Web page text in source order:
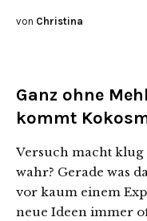
von Christina
Ganz ohne
kommt
Versuch macht klug
wahr? Gerade was
vor kaum einem
neue Ideen immer